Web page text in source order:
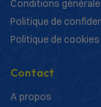
Conditions
Politique de
Politique de cookies
Contact
A propos